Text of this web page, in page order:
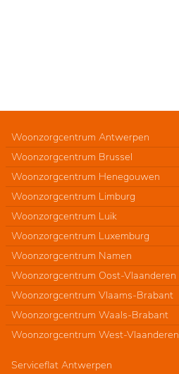
Woonzorgcentrum Antwerpen
Woonzorgcentrum Brussel
Woonzorgcentrum Henegouwen
Woonzorgcentrum Limburg
Woonzorgcentrum Luik
Woonzorgcentrum Luxemburg
Woonzorgcentrum Namen
Woonzorgcentrum Oost-Vlaanderen
Woonzorgcentrum Vlaams-Brabant
Woonzorgcentrum Waals-Brabant
Woonzorgcentrum West-Vlaanderen
Serviceflat Antwerpen